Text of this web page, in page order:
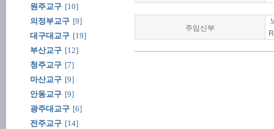
원주교구 [10]
의정부교구 [9]
대구대교구 [19]
부산교구 [12]
청주교구 [7]
마산교구 [9]
안동교구 [9]
광주대교구 [6]
전주교구 [14]
주임신부